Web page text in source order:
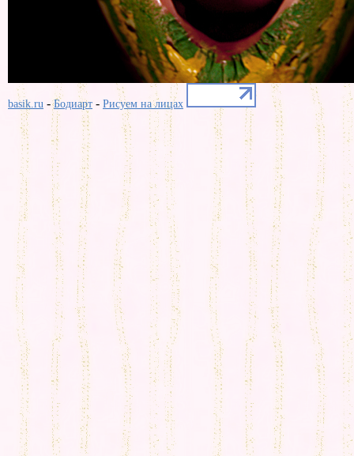
basik.ru -Бодиарт - Рисуем на лицах